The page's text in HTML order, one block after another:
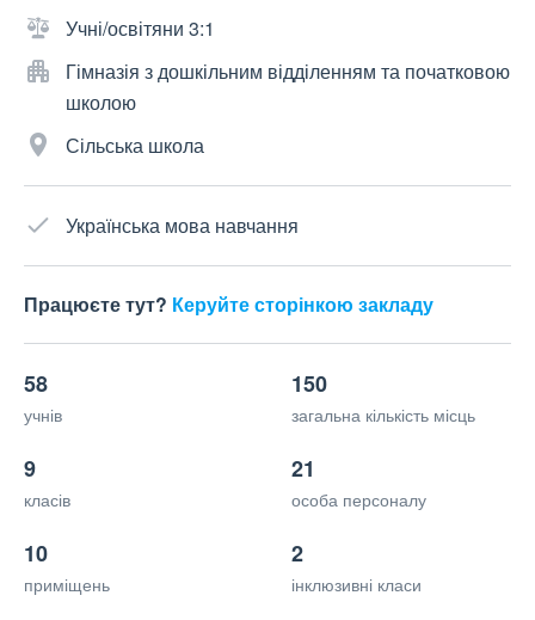
Учні/освітяни 3:1
Гімназія з дошкільним відділенням та початковою
школою
Сільська школа
Українська мова навчання
Працюєте тут? Керуйте сторінкою закладу
58
учнів
150
загальна кількість місць
9
класів
21
особа персоналу
10
приміщень
2
інклюзивні класи